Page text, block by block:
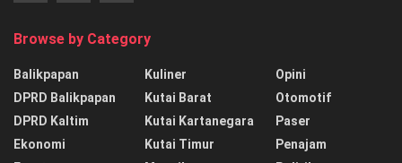
Browse by Category
Balikpapan
DPRD Balikpapan
DPRD Kaltim
Ekonomi
Kuliner
Kutai Barat
Kutai Kartanegara
Kutai Timur
Opini
Otomotif
Paser
Penajam